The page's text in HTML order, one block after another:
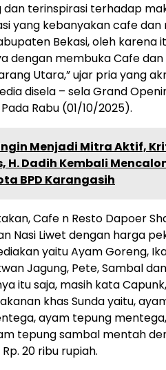
dan terinspirasi terhadap
yang kebanyakan cafe
Bekasi, oleh karena
dengan membuka Cafe
Utara,” ujar pria yang
disela – sela Grand
Rabu (01/10/2025).
Menjadi Mitra Aktif,
H. Dadih Kembali
BPD Karangasih
Cafe n Resto Dapoer
Nasi Liwet dengan harga
yaitu Ayam Goreng,
Jagung, Pete, Sambal
itu saja, masih kata
khas Sunda yaitu,
ayam tepung
tepung sambal mentah
20 ribu rupiah.